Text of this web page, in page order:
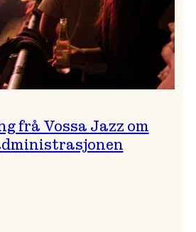
frå Vossa Jazz om